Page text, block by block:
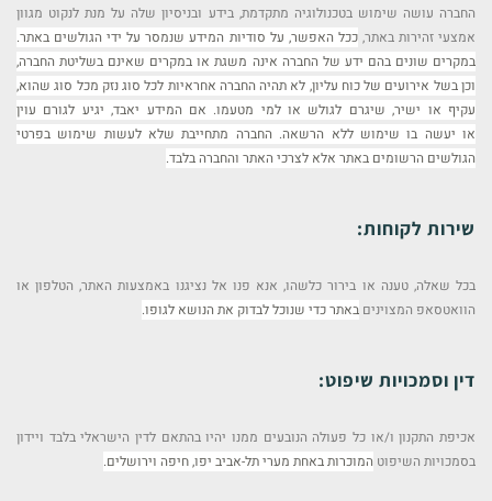
החברה עושה שימוש בטכנולוגיה מתקדמת, בידע ובניסיון שלה על מנת לנקוט מגוון
אמצעי זהירות באתר,ככל האפשר, על סודיות המידע שנמסר על ידי הגולשים באתר.
במקרים שונים בהם ידע של החברה אינה משגת או במקרים שאינם בשליטת החברה,
וכן בשל אירועים של כוח עליון, לא תהיה החברה אחראיות לכל סוג נזק מכל סוג שהוא,
עקיף או ישיר, שיגרם לגולש או למי מטעמו. אם המידע יאבד, יגיע לגורם עוין
או יעשה בו שימוש ללא הרשאה. החברה מתחייבת שלא לעשות שימוש בפרטי
הגולשים הרשומים באתר אלא לצרכי האתר והחברה בלבד.
שירות לקוחות:
בכל שאלה, טענה או בירור כלשהו, אנא פנו אל נציגנו באמצעות האתר, הטלפון או
הוואטסאפ המצוינים באתר כדי שנוכל לבדוק את הנושא לגופו.
דין וסמכויות שיפוט:
אכיפת התקנון ו/או כל פעולה הנובעים ממנו יהיו בהתאם לדין הישראלי בלבד ויידון
בסמכויות השיפוט המוכרות באחת מערי תל-אביב יפו, חיפה וירושלים.